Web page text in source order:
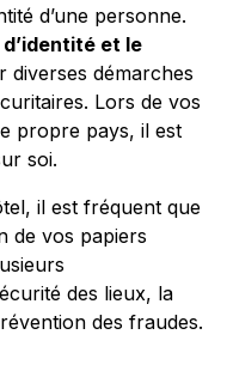
d’une personne.
et le
diverses démarches
Lors de vos
propre pays, il est
soi.
il est fréquent que
de vos papiers
des lieux, la
des fraudes.